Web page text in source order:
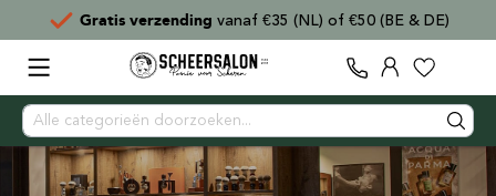
Gratis verzending vanaf €35 (NL) of €50 (BE & DE)